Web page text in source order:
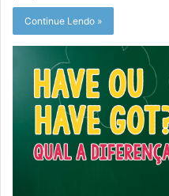
Continue Lendo »